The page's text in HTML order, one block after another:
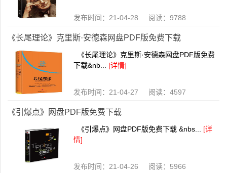
发布时间：21-04-28 阅读：9788
《长尾理论》克里斯·安德森网盘PDF版免费下载
《长尾理论》克里斯·安德森网盘PDF版免费
下载&nb... [详情]
发布时间：21-04-27 阅读：4597
《引爆点》网盘PDF版免费下载
《引爆点》网盘PDF版免费下载 &nbs... [详
情]
发布时间：21-04-26 阅读：5966